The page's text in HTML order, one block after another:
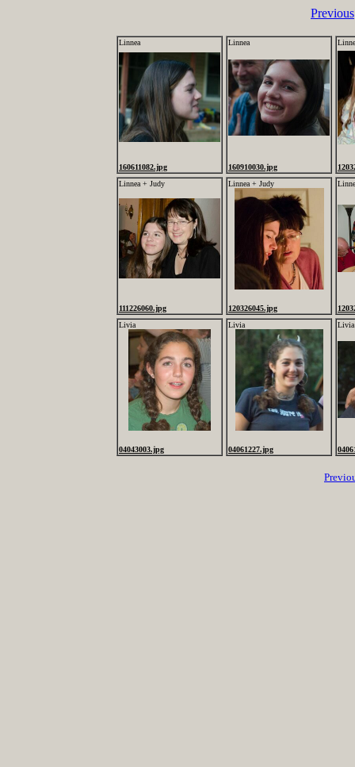
Previous
Linnea
160611082.jpg
Linnea
160910030.jpg
Linnea + Judy
111226060.jpg
Linnea + Judy
120326045.jpg
Livia
04043003.jpg
Livia
04061227.jpg
Livia